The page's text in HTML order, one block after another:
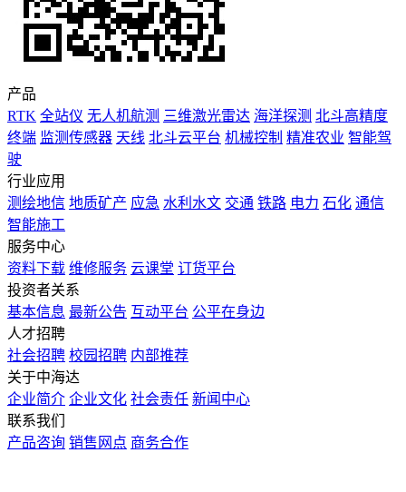
产品
RTK 全站仪 无人机航测 三维激光雷达 海洋探测 北斗高精度
终端 监测传感器 天线 北斗云平台 机械控制 精准农业 智能驾
驶
行业应用
测绘地信 地质矿产 应急 水利水文 交通 铁路 电力 石化 通信
智能施工
服务中心
资料下载 维修服务 云课堂 订货平台
投资者关系
基本信息 最新公告 互动平台 公平在身边
人才招聘
社会招聘 校园招聘 内部推荐
关于中海达
企业简介 企业文化 社会责任 新闻中心
联系我们
产品咨询 销售网点 商务合作